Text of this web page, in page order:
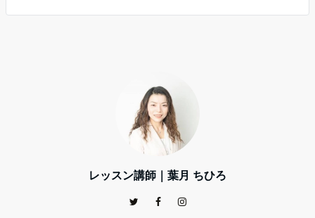
レッスン講師｜葉月 ちひろ